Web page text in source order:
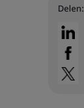
Delen: